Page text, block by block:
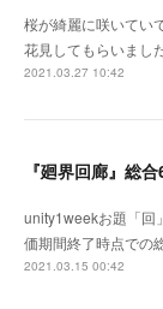
桜が綺麗に咲いてい
花見してもらいまし
2021.03.27 10:42
『廻界回廊』総
unity1weekお題「回
価期間終了時点での
2021.03.15 00:42